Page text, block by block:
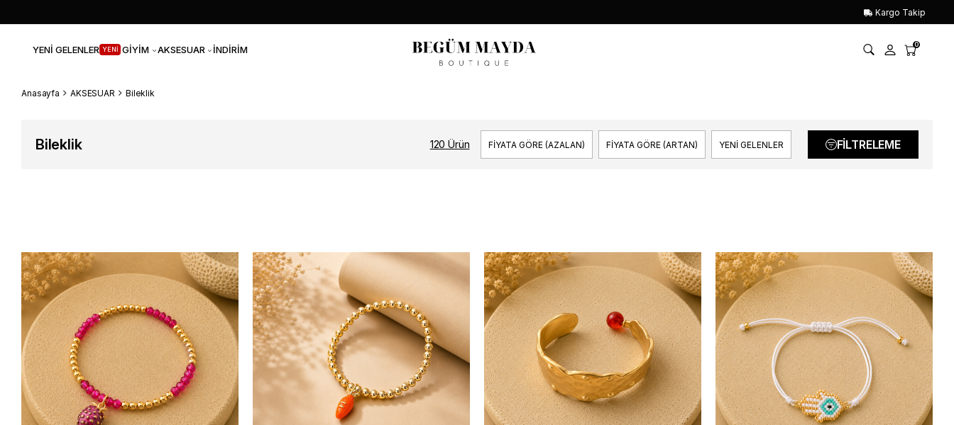
Kargo Takip
YENİ GELENLER YENİ GİYİM AKSESUAR İNDİRİM 0
Anasayfa AKSESUAR Bileklik
Bileklik YENI GELENLER
FIYATA GÖRE (ARTAN)
FIYATA GÖRE (AZALAN)
120 Ürün FILTRELEME